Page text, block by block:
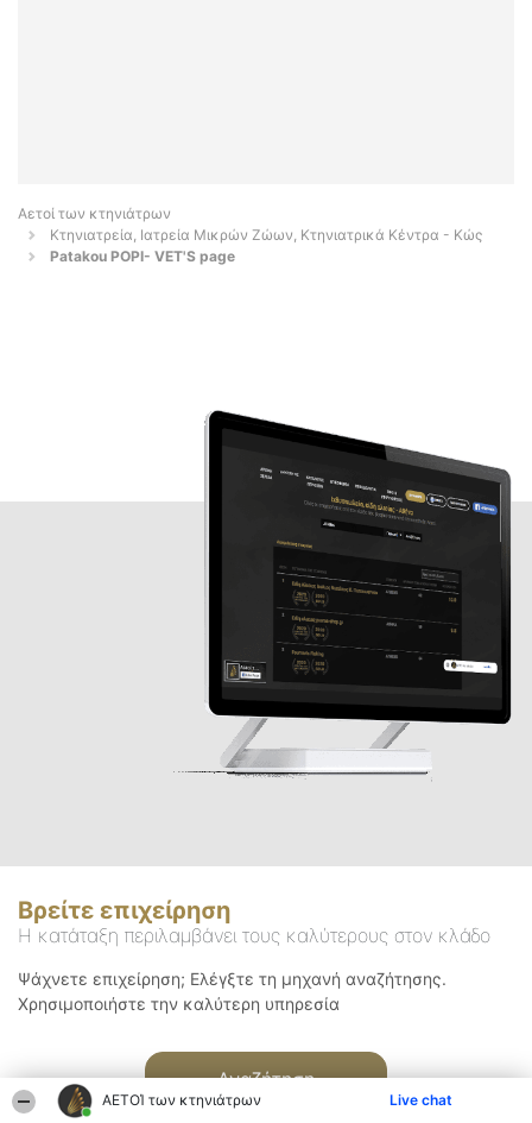
ΑΕΤΟΊ των κτηνιάτρων Live chat
Αετοί των κτηνιάτρων
Κτηνιατρεία, Ιατρεία Μικρών Ζώων, Κτηνιατρικά Κέντρα - Κώς
Patakou POPI- VET'S page
Βρείτε επιχείρηση
Η κατάταξη περιλαμβάνει τους καλύτερους στον κλάδο
Ψάχνετε επιχείρηση; Ελέγξτε τη μηχανή αναζήτησης.
Χρησιμοποιήστε την καλύτερη υπηρεσία
Αναζήτηση